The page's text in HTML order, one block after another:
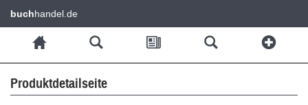
buchhandel.de
Produktdetailseite